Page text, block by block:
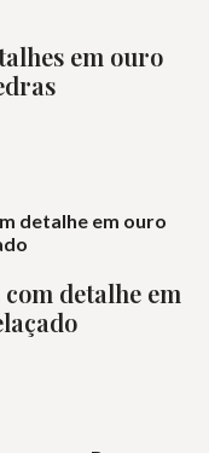
em ouro
detalhe em